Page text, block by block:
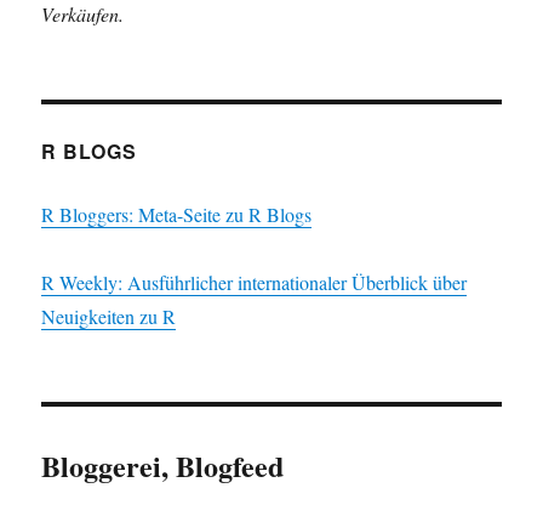
Verkäufen.
R BLOGS
R Bloggers: Meta-Seite zu R Blogs
R Weekly: Ausführlicher internationaler Überblick über
Neuigkeiten zu R
Bloggerei, Blogfeed